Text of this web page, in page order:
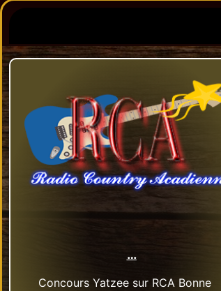
…
Concours Yatzee sur RCA Bonne